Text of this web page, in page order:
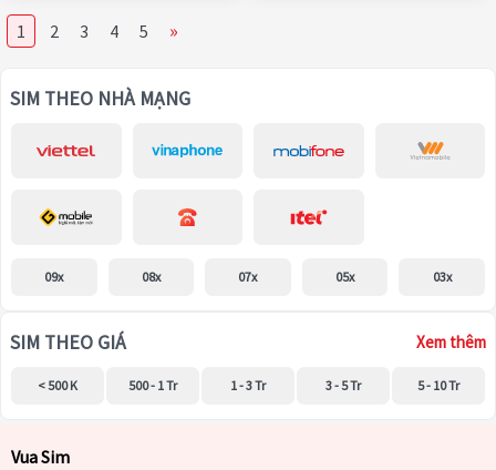
1 2 3 4 5 »
SIM THEO NHÀ MẠNG
09x 08x 07x 05x 03x
SIM THEO GIÁ Xem thêm
< 500 K 500 - 1 Tr 1 - 3 Tr 3 - 5 Tr 5 - 10 Tr
Vua Sim